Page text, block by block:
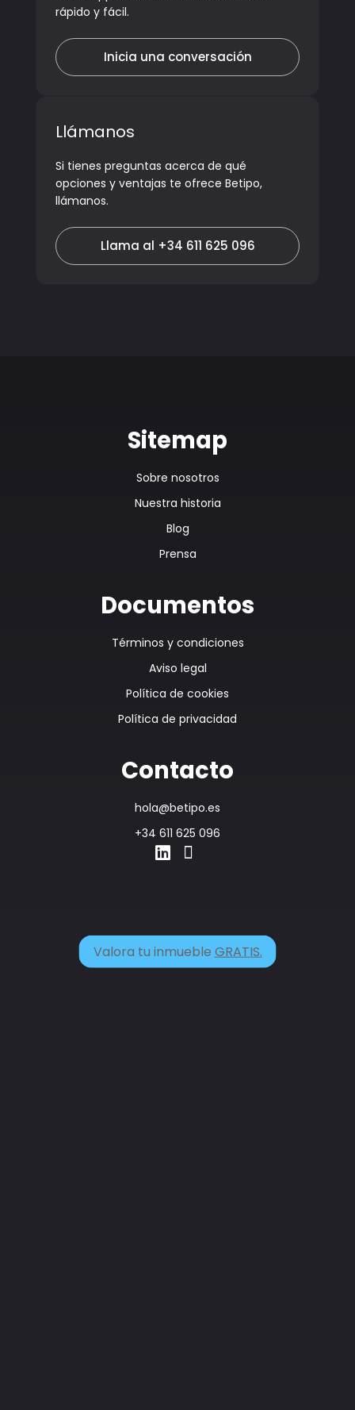
rápido y fácil.
Inicia una conversación
Llámanos
Si tienes preguntas acerca de qué
opciones y ventajas te ofrece Betipo,
llámanos.
Llama al +34 611 625 096
Sitemap
Sobre nosotros
Nuestra historia
Blog
Prensa
Documentos
Términos y condiciones
Aviso legal
Política de cookies
Política de privacidad
Contacto
hola@betipo.es
+34 611 625 096
Valora tu inmueble GRATIS.